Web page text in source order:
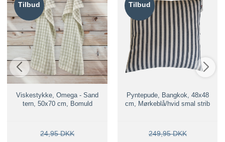
Tilbud
Viskestykke, Omega - Sand
tern, 50x70 cm, Bomuld
24,95 DKK
Tilbud
Pyntepude, Bangkok, 48x48
cm, Mørkeblå/hvid smal strib
249,95 DKK